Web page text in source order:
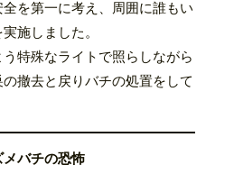
を第一に考え、周囲に誰もい
施しました。
特殊なライトで照らしながら
撤去と戻りバチの処置をして
バチの恐怖